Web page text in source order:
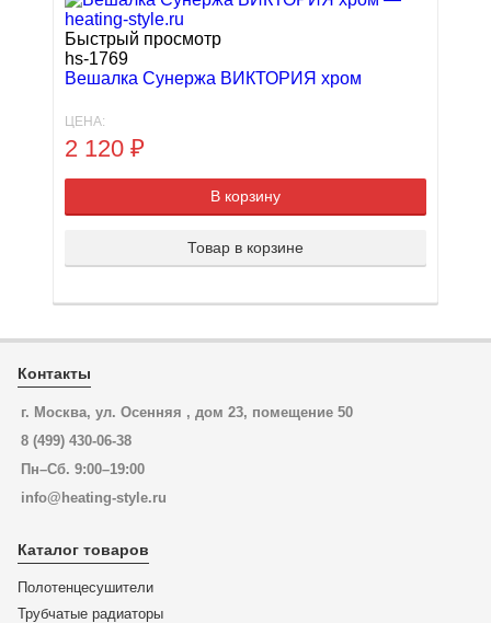
Быстрый просмотр
hs-1769
Вешалка Сунержа ВИКТОРИЯ хром
ЦЕНА:
2 120 ₽
В корзину
Товар в корзине
Контакты
г. Москва, ул. Осенняя , дом 23, помещение 50
8 (499) 430-06-38
Пн–Сб. 9:00–19:00
info@heating-style.ru
Каталог товаров
Полотенцесушители
Трубчатые радиаторы